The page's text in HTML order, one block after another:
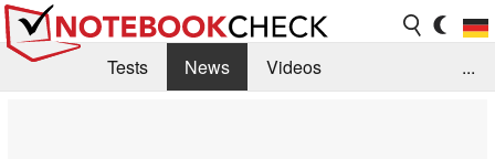
Tests News
Videos
...